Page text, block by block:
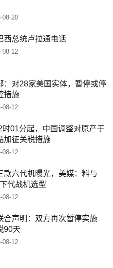
08-20
西总统卢拉通电话
08-12
：对28家美国实体，暂停或停
措施
08-12
时01分起，中国调整对原产于
加征关税措施
08-12
款六代机曝光，美媒：料与
代战机选型
08-12
合声明：双方再次暂停实施
90天
08-12